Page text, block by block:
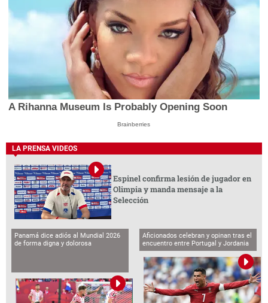
A Rihanna Museum Is Probably Opening Soon
Brainberries
LA PRENSA VIDEOS
Espinel confirma lesión de jugador en
Olimpia y manda mensaje a la
Selección
Panamá dice adiós al Mundial 2026
de forma digna y dolorosa
Aficionados celebran y opinan tras el
encuentro entre Portugal y Jordania